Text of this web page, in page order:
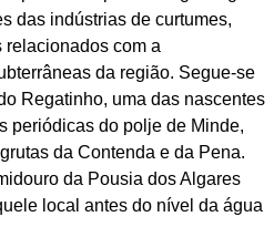
das indústrias de curtumes,
com a
da região. Segue-se
Regatinho, uma das nascentes
periódicas do polje de Minde,
da Contenda e da Pena.
da Pousia dos Algares
local antes do nível da água